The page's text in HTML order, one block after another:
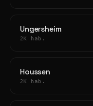
Ungersheim
2K hab.
Houssen
2K hab.